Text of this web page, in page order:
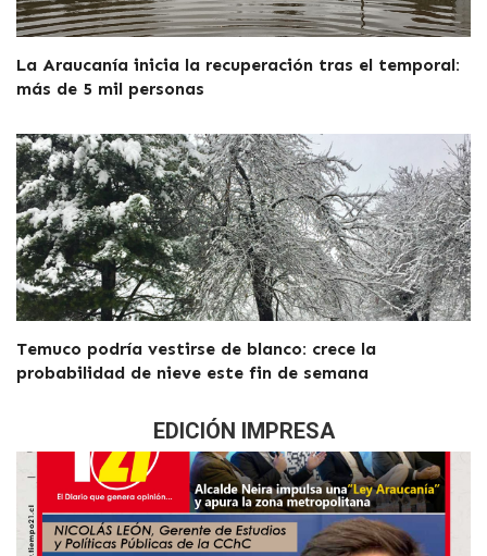
La Araucanía inicia la recuperación tras el temporal:
más de 5 mil personas
Temuco podría vestirse de blanco: crece la
probabilidad de nieve este fin de semana
EDICIÓN IMPRESA